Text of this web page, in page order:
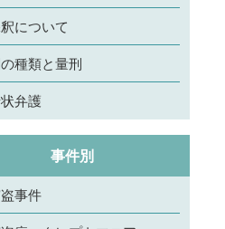
について
種類と量刑
弁護
事件別
事件